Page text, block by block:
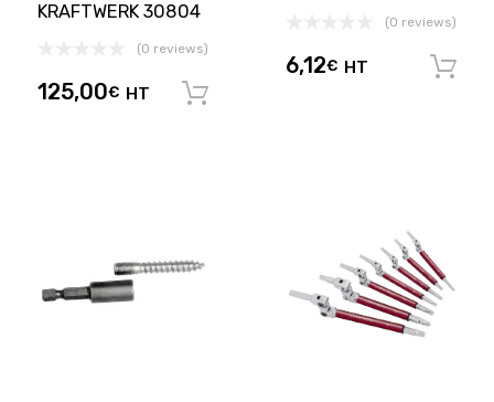
KRAFTWERK 30804
(0 reviews)
125,00€ HT
(0 reviews)
6,12€ HT